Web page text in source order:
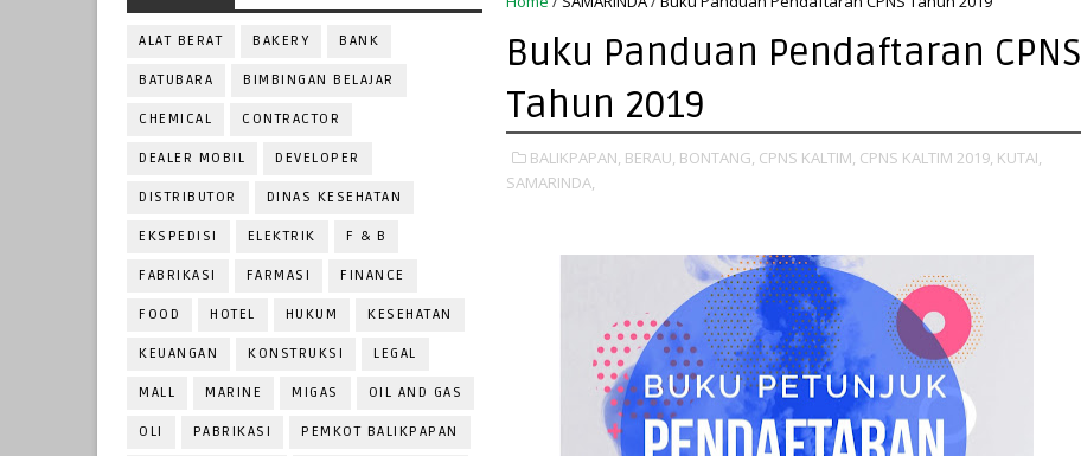
ALAT BERAT BAKERY BANK
BATUBARA BIMBINGAN BELAJAR
CHEMICAL CONTRACTOR
DEALER MOBIL DEVELOPER
DISTRIBUTOR DINAS KESEHATAN
EKSPEDISI ELEKTRIK F & B
FABRIKASI FARMASI FINANCE
FOOD HOTEL HUKUM KESEHATAN
KEUANGAN KONSTRUKSI LEGAL
MALL MARINE MIGAS OIL AND GAS
OLI PABRIKASI PEMKOT BALIKPAPAN
Buku Panduan Pendaftaran CPNS
Tahun 2019
BALIKPAPAN, BERAU, BONTANG, CPNS KALTIM, CPNS KALTIM 2019, KUTAI,
SAMARINDA,